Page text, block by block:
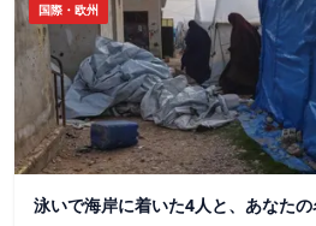
国際・欧州
泳いで海岸に着いた4人と、あなた